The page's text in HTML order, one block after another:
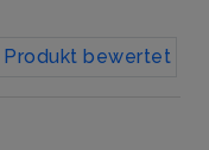
Produkt bewertet